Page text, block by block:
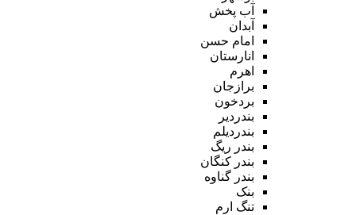
آب پخش
آبدان
امام حسن
انارستان
اهرم
برازجان
بردخون
بندردیر
بندردیلم
بندر ریگ
بندر کنگان
بندر گناوه
بنک
تنگ ارم